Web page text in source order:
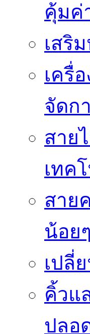
คุ้มค่
เสริ
เครื่
จัดก
สาย
เทค
สาย
น้อยๆ
เปลี่
คิ้วแ
ปลอ